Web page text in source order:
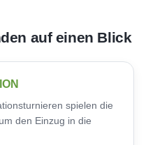
auf einen Blick
spielen die
den Einzug in die